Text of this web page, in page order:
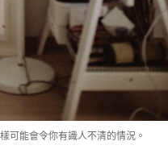
可能會令你有識人不清的情況。